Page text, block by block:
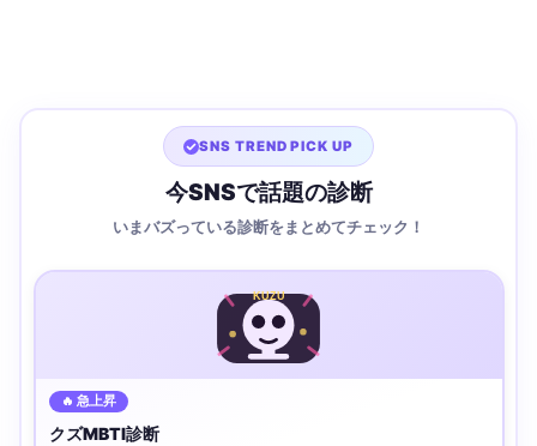
SNS TREND PICK UP
今SNSで話題の診断
いまバズっている診断をまとめてチェック！
KUZU
🔥 急上昇
クズMBTI診断